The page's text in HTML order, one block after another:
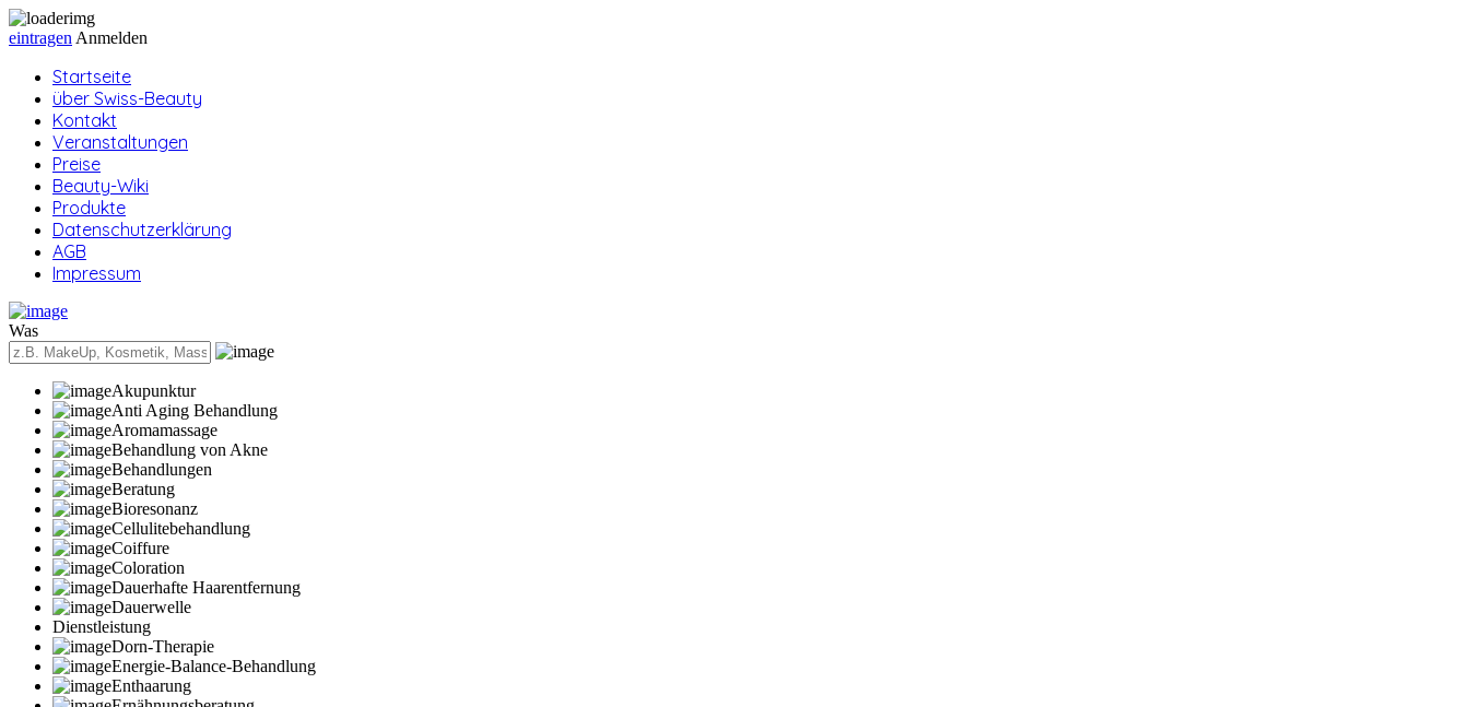
eintragen Anmelden
Startseite
über Swiss-Beauty
Kontakt
Veranstaltungen
Preise
Beauty-Wiki
Produkte
Datenschutzerklärung
AGB
Impressum
Was
Akupunktur
Anti Aging Behandlung
Aromamassage
Behandlung von Akne
Behandlungen
Beratung
Bioresonanz
Cellulitebehandlung
Coiffure
Coloration
Dauerhafte Haarentfernung
Dauerwelle
Dienstleistung
Dorn-Therapie
Energie-Balance-Behandlung
Enthaarung